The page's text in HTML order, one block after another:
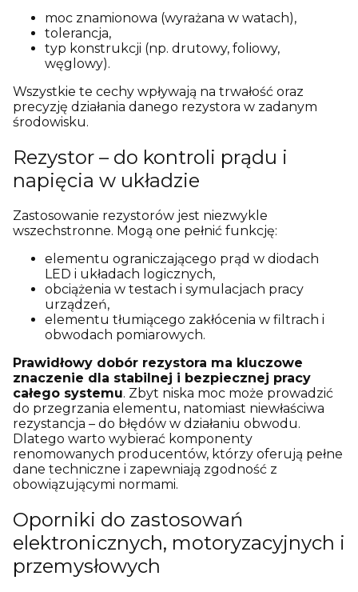
moc znamionowa (wyrażana w watach),
tolerancja,
typ konstrukcji (np. drutowy, foliowy,
węglowy).
Wszystkie te cechy wpływają na trwałość oraz
precyzję działania danego rezystora w zadanym
środowisku.
Rezystor – do kontroli prądu i
napięcia w układzie
Zastosowanie rezystorów jest niezwykle
wszechstronne. Mogą one pełnić funkcję:
elementu ograniczającego prąd w diodach
LED i układach logicznych,
obciążenia w testach i symulacjach pracy
urządzeń,
elementu tłumiącego zakłócenia w filtrach i
obwodach pomiarowych.
Prawidłowy dobór rezystora ma kluczowe
znaczenie dla stabilnej i bezpiecznej pracy
całego systemu. Zbyt niska moc może prowadzić
do przegrzania elementu, natomiast niewłaściwa
rezystancja – do błędów w działaniu obwodu.
Dlatego warto wybierać komponenty
renomowanych producentów, którzy oferują pełne
dane techniczne i zapewniają zgodność z
obowiązującymi normami.
Oporniki do zastosowań
elektronicznych, motoryzacyjnych i
przemysłowych